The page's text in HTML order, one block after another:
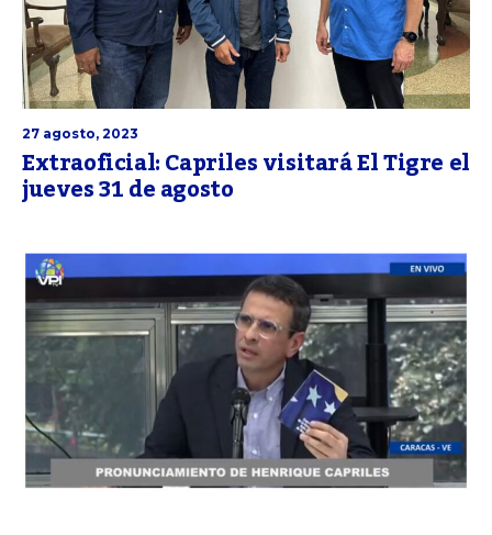
27 agosto, 2023
Extraoficial: Capriles visitará El Tigre el
jueves 31 de agosto